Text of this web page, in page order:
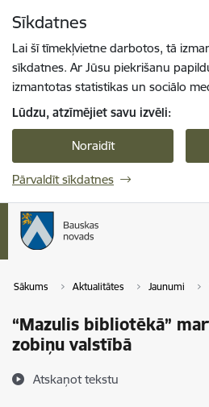
Sīkdatnes
Lai šī tīmekļvietne darbotos, tā
sīkdatnes. Ar Jūsu piekrišanu
izmantotas statistikas un sociālo
Lūdzu, atzīmējiet savu izvēli:
Noraidīt
Pārvaldīt sīkdatnes
Sākums Aktualitātes Jaunumi
“Mazulis bibliotēkā”
zobiņu valstībā
Atskaņot tekstu